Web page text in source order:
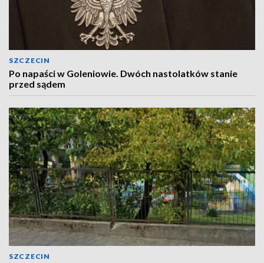
SZCZECIN
Po napaści w Goleniowie. Dwóch nastolatków stanie
przed sądem
SZCZECIN